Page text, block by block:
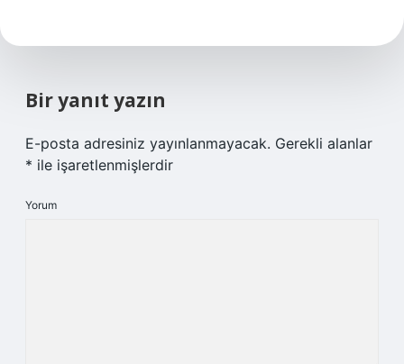
Bir yanıt yazın
E-posta adresiniz yayınlanmayacak. Gerekli alanlar
* ile işaretlenmişlerdir
Yorum